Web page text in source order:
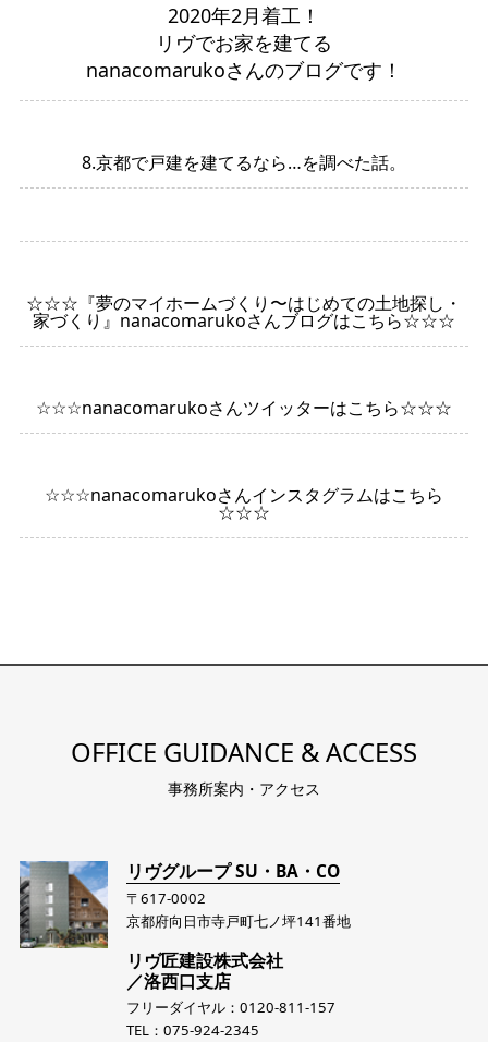
2020年2月着工！
リヴでお家を建てる
nanacomarukoさんのブログです！
8.京都で戸建を建てるなら…を調べた話。
☆☆☆『夢のマイホームづくり〜はじめての土地探し・
家づくり』nanacomarukoさんブログはこちら☆☆☆
☆☆☆nanacomarukoさんツイッターはこちら☆☆☆
☆☆☆nanacomarukoさんインスタグラムはこちら
☆☆☆
OFFICE GUIDANCE & ACCESS
事務所案内・アクセス
リヴグループ SU・BA・CO
〒617-0002
京都府向日市寺戸町七ノ坪141番地
リヴ匠建設株式会社
／洛西口支店
フリーダイヤル：0120-811-157
TEL：075-924-2345